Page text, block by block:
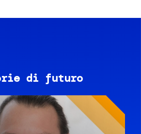
di futuro